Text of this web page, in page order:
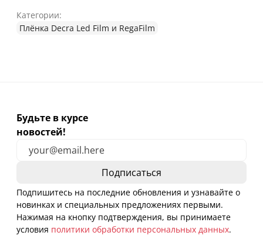
Категории:
Плёнка Decra Led Film и RegaFilm
Будьте в курсе
новостей!
Подпишитесь на последние обновления и узнавайте о
новинках и специальных предложениях первыми.
Нажимая на кнопку подтверждения, вы принимаете
условия политики обработки персональных данных.